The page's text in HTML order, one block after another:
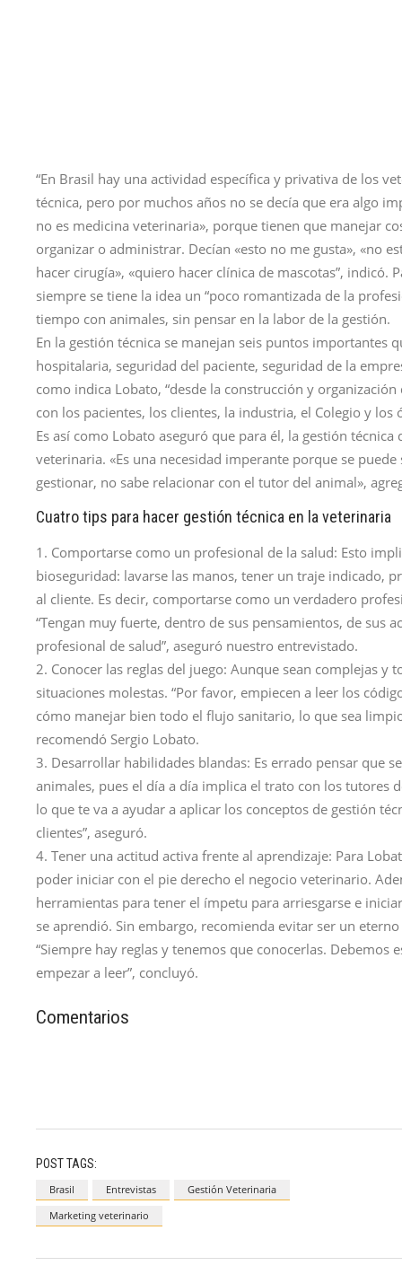
“En Brasil hay una actividad específica y privativa de los
técnica, pero por muchos años no se decía que era algo
no es medicina veterinaria», porque tienen que manejar
organizar o administrar. Decían «esto no me gusta», «no
hacer cirugía», «quiero hacer clínica de mascotas”, indicó.
siempre se tiene la idea un “poco romantizada de la
tiempo con animales, sin pensar en la labor de la gestión.
En la gestión técnica se manejan seis puntos importantes
hospitalaria, seguridad del paciente, seguridad de la
como indica Lobato, “desde la construcción y
con los pacientes, los clientes, la industria, el Colegio y los
Es así como Lobato aseguró que para él, la gestión
veterinaria. «Es una necesidad imperante porque se
gestionar, no sabe relacionar con el tutor del animal»,
Cuatro tips para hacer gestión técnica en la veterinaria
1. Comportarse como un profesional de la salud: Esto
bioseguridad: lavarse las manos, tener un traje indicado,
al cliente. Es decir, comportarse como un verdadero
“Tengan muy fuerte, dentro de sus pensamientos, de sus
profesional de salud”, aseguró nuestro entrevistado.
2. Conocer las reglas del juego: Aunque sean complejas y
situaciones molestas. “Por favor, empiecen a leer los
cómo manejar bien todo el flujo sanitario, lo que sea
recomendó Sergio Lobato.
3. Desarrollar habilidades blandas: Es errado pensar que
animales, pues el día a día implica el trato con los tutores
lo que te va a ayudar a aplicar los conceptos de gestión
clientes”, aseguró.
4. Tener una actitud activa frente al aprendizaje: Para
poder iniciar con el pie derecho el negocio veterinario.
herramientas para tener el ímpetu para arriesgarse e
se aprendió. Sin embargo, recomienda evitar ser un
“Siempre hay reglas y tenemos que conocerlas. Debemos
empezar a leer”, concluyó.
Comentarios
POST TAGS:
Brasil Entrevistas
Gestión Veterinaria
Marketing veterinario